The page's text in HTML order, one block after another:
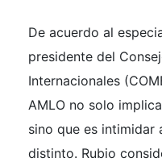
De acuerdo al
presidente del
Internacionales
AMLO no solo
sino que es intimidar
distinto. Rubio